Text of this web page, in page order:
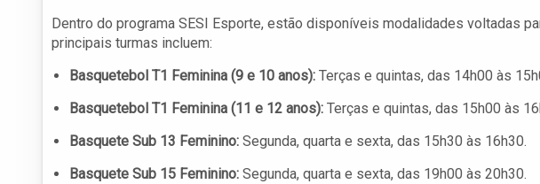
Dentro do programa SESI Esporte, estão disponíveis modalidades voltadas
principais turmas incluem:
Basquetebol T1 Feminina (9 e 10 anos): Terças e quintas, das 14h00 às
Basquetebol T1 Feminina (11 e 12 anos): Terças e quintas, das 15h00 às
Basquete Sub 13 Feminino: Segunda, quarta e sexta, das 15h30 às 16h30.
Basquete Sub 15 Feminino: Segunda, quarta e sexta, das 19h00 às 20h30.